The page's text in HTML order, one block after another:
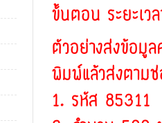
ขั้นตอน ระยะเ
ตัวอย่างส่งข้อ
พิมพ์แล้วส่งตาม
1. รหัส 85311